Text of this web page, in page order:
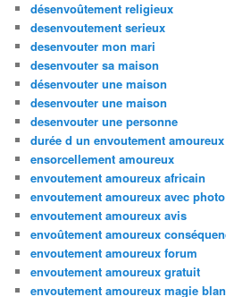
désenvoûtement religieux
desenvoutement serieux
desenvouter mon mari
desenvouter sa maison
désenvouter une maison
desenvouter une maison
desenvouter une personne
durée d un envoutement amoureux
ensorcellement amoureux
envoutement amoureux africain
envoutement amoureux avec photo
envoutement amoureux avis
envoûtement amoureux
envoutement amoureux forum
envoutement amoureux gratuit
envoutement amoureux magie